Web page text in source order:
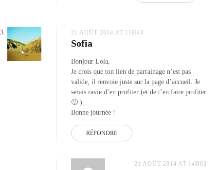
21 AOÛT 2014 AT 11H43
Sofia
Bonjour Lola,
Je crois que ton lien de parrainage n’est pas
valide, il renvoie juste sur la page d’accueil. Je
serais ravie d’en profiter (et de t’en faire profiter
🙂 ).
Bonne journée !
RÉPONDRE
21 AOÛT 2014 AT 14H02